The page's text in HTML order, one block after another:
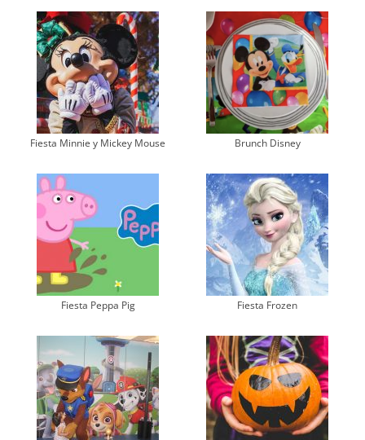
Fiesta Minnie y Mickey Mouse Brunch Disney
Fiesta Peppa Pig Fiesta Frozen